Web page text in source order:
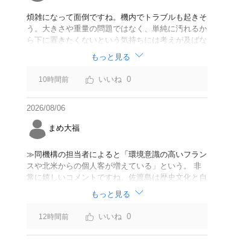
煩雑になって面倒ですね。機内でトラブルも起きそ
う。大きさや重量の問題ではなく、単純に汚れるか
ら下に置きたくないという気持ちには考えが及ばな
かったのでしょうかね。いっそ、荷物棚を撤去した
座席を作って、座席指定も荷物も含んだプランとす
べて無しで格安プランで分けてもらった方がシンプ
ルで分かりやすいかも。どんどん料金が細分化され
て面倒です。
もっと見る
10時間前 0
2026/08/06
まめ大福
≫同機構の担当者によると「環境意識の高いフラン
スや北米からの個人客が増えている」という。 非
常に嬉しいコメントですね。佐渡島は歴史文化と自
然が相まっての土地となっているので、個人的には
環境意識の低い人は来ないでほしいです。「金がと
れるんじゃないか」と勝手に穴掘ったりしそうな国
の人は来ないでほしいですね。
もっと見る
12時間前 0